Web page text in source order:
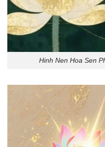
Hinh Nen Hoa Sen